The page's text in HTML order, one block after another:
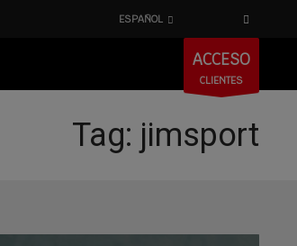
ESPAÑOL
ACCESO
CLIENTES
Tag: jimsport